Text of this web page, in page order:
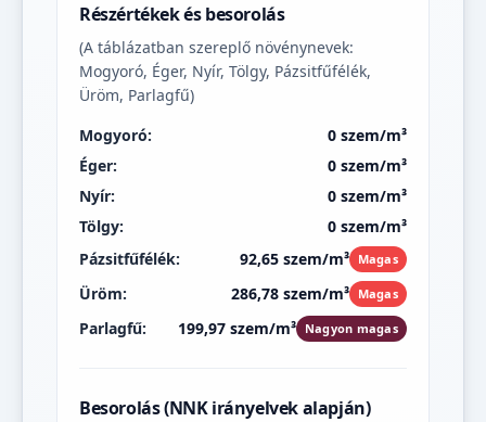
Részértékek és besorolás
(A táblázatban szereplő növénynevek:
Mogyoró, Éger, Nyír, Tölgy, Pázsitfűfélék,
Üröm, Parlagfű)
Mogyoró:
0 szem/m³
Éger:
0 szem/m³
Nyír:
0 szem/m³
Tölgy:
0 szem/m³
Pázsitfűfélék:
92,65 szem/m³ Magas
Üröm: 286,78 szem/m³ Magas
Parlagfű: 199,97 szem/m³ Nagyon magas
Besorolás (NNK irányelvek alapján)